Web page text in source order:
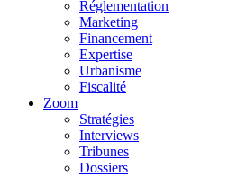
Réglementation
Marketing
Financement
Expertise
Urbanisme
Fiscalité
Zoom
Stratégies
Interviews
Tribunes
Dossiers